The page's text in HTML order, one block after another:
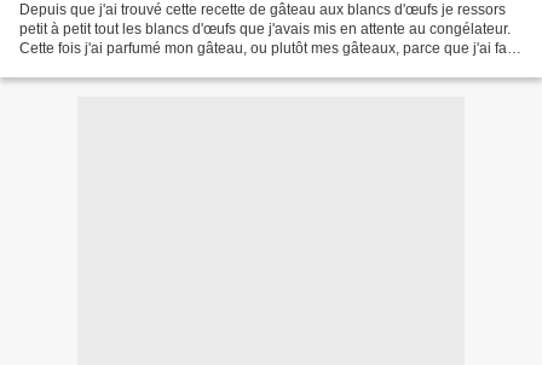
Depuis que j'ai trouvé cette recette de gâteau aux blancs d'œufs je ressors
petit à petit tout les blancs d'œufs que j'avais mis en attente au congélateur.
Cette fois j'ai parfumé mon gâteau, ou plutôt mes gâteaux, parce que j'ai fais